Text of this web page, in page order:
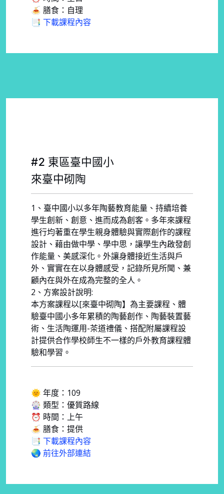
🍝 膳食：自理
📑 下載課程內容
#2 東區臺中國小
來臺中砌陶
1、臺中國小以多年陶藝教育能量、持續培養
學生創新、創意、進而成為創客。多年來課程
進行均著重在學生親身體驗與實際創作的課程
設計、藉由做中學、學中思，讓學生內啟發創
作能量、美感深化。外讓身體接近生活與戶
外、實實在在以身體感受，記錄所見所聞、兼
顧內在與外在成為完整的全人。
2、方案設計說明:
本方案課程以[來臺中砌陶】為主要課程、體
驗臺中國小多年累積的陶藝創作、陶藝裝置藝
術、生活陶運用-茶道禮儀、搭配附屬課程設
計提供合作學校師生不一樣的戶外教育課程體
驗和學習。
🌞 年度：109
🎡 類型：優質路線
⏰ 時間：上午
🍝 膳食：提供
📑 下載課程內容
🌏 前往外部連結